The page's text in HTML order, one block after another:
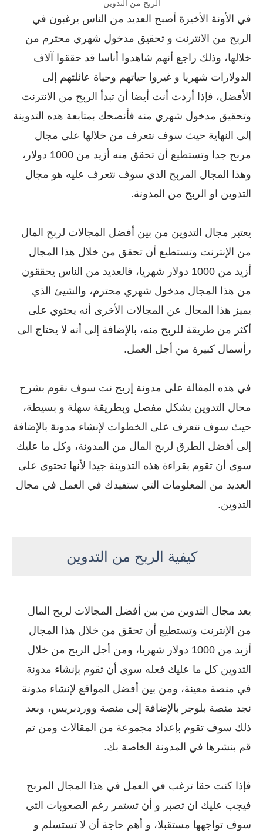
الربح من التدوين
في الأونة الأخيرة أصبح العديد من الناس يرغبون في
الربح من الانترنت و تحقيق مدخول شهري محترم من
خلالها، وذلك راجع أنهم شاهدوا أناسا قد حققوا آلاف
الدولارات شهريا و غيروا حياتهم وحياة عائلتهم إلى
الأفضل، فإذا أردت أنت أيضا أن تبدأ الربح من الانترنت
وتحقيق مدخول شهري منه فأنصحك بمتابعة هده التدوينة
إلى النهاية حيث سوف نتعرف من خلالها على مجال
مربح جدا وتستطيع أن تحقق منه أزيد من 1000 دولار،
وهذا المجال المربح الذي سوف نتعرف عليه هو مجال
التدوين او الربح من المدونة.
يعتبر مجال التدوين من بين أفضل المجالات لربح المال
من الإنترنت وتستطيع أن تحقق من خلال هذا المجال
أزيد من 1000 دولار شهريا، فالعديد من الناس يحققون
من هذا المجال مدخول شهري محترم، والشيئ الذي
يميز هذا المجال عن المجالات الأخرى أنه يحتوي على
أكثر من طريقة للربح منه، بالإضافة إلى أنه لا يحتاج الى
رأسمال كبيرة من أجل العمل.
في هذه المقالة على مدونة إربح نت سوف نقوم بشرح
محال التدوين بشكل مفصل وبطريقة سهلة و بسيطة،
حيث سوف نتعرف على الخطوات لإنشاء مدونة بالإضافة
إلى أفضل الطرق لربح المال من المدونة، وكل ما عليك
سوى أن تقوم بقراءة هذه التدوينة جيدا لأنها تحتوي على
العديد من المعلومات التي ستفيدك في العمل في مجال
التدوين.
كيفية الربح من التدوين
يعد مجال التدوين من بين أفضل المجالات لربح المال
من الإنترنت وتستطيع أن تحقق من خلال هذا المجال
أزيد من 1000 دولار شهريا، ومن أجل الربح من خلال
التدوين كل ما عليك فعله سوى أن تقوم بإنشاء مدونة
في منصة معينة، ومن بين أفضل المواقع لإنشاء مدونة
نجد منصة بلوجر بالإضافة إلى منصة ووردبريس، وبعد
ذلك سوف تقوم بإعداد مجموعة من المقالات ومن تم
قم بنشرها في المدونة الخاصة بك.
فإذا كنت حقا ترغب في العمل في هذا المجال المربح
فيجب عليك ان تصبر و أن تستمر رغم الصعوبات التي
سوف تواجهها مستقبلا، و أهم حاجة أن لا تستسلم و